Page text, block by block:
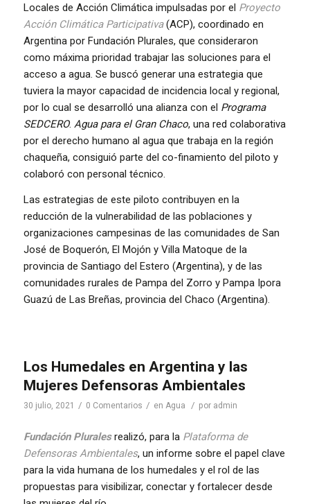
Locales de Acción Climática impulsadas por el Proyecto
Acción Climática Participativa(ACP), coordinado en
Argentina por Fundación Plurales, que consideraron
como máxima prioridad trabajar las soluciones para el
acceso a agua. Se buscó generar una estrategia que
tuviera la mayor capacidad de incidencia local y regional,
por lo cual se desarrolló una alianza con el Programa
SEDCERO. Agua para el Gran Chaco, una red colaborativa
por el derecho humano al agua que trabaja en la región
chaqueña, consiguió parte del co-finamiento del piloto y
colaboró con personal técnico.
Las estrategias de este piloto contribuyen en la
reducción de la vulnerabilidad de las poblaciones y
organizaciones campesinas de las comunidades de San
José de Boquerón, El Mojón y Villa Matoque de la
provincia de Santiago del Estero (Argentina), y de las
comunidades rurales de Pampa del Zorro y Pampa Ipora
Guazú de Las Breñas, provincia del Chaco (Argentina).
Los Humedales en Argentina y las
Mujeres Defensoras Ambientales
30 julio, 2021 / 0 Comentarios / en Agua / por admin
Fundación Pluralesrealizó, para la Plataforma de
Defensoras Ambientales, un informe sobre el papel clave
para la vida humana de los humedales y el rol de las
propuestas para visibilizar, conectar y fortalecer desde